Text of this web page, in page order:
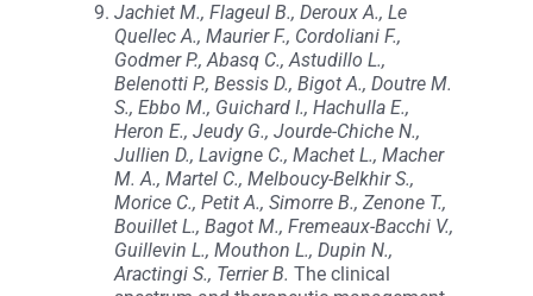
Jachiet M., Flageul B., Deroux A., Le
Quellec A., Maurier F., Cordoliani F.,
Godmer P., Abasq C., Astudillo L.,
Belenotti P., Bessis D., Bigot A., Doutre M.
S., Ebbo M., Guichard I., Hachulla E.,
Heron E., Jeudy G., Jourde-Chiche N.,
Jullien D., Lavigne C., Machet L., Macher
M. A., Martel C., Melboucy-Belkhir S.,
Morice C., Petit A., Simorre B., Zenone T.,
Bouillet L., Bagot M., Fremeaux-Bacchi V.,
Guillevin L., Mouthon L., Dupin N.,
Aractingi S., Terrier B. The clinical